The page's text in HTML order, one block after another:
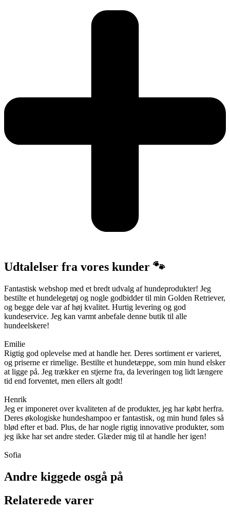
Udtalelser fra vores kunder 🐾
Fantastisk webshop med et bredt udvalg af hundeprodukter! Jeg
bestilte et hundelegetøj og nogle godbidder til min Golden Retriever,
og begge dele var af høj kvalitet. Hurtig levering og god
kundeservice. Jeg kan varmt anbefale denne butik til alle
hundeelskere!
Emilie
Rigtig god oplevelse med at handle her. Deres sortiment er varieret,
og priserne er rimelige. Bestilte et hundetæppe, som min hund elsker
at ligge på. Jeg trækker en stjerne fra, da leveringen tog lidt længere
tid end forventet, men ellers alt godt!
Henrik
Jeg er imponeret over kvaliteten af de produkter, jeg har købt herfra.
Deres økologiske hundeshampoo er fantastisk, og min hund føles så
blød efter et bad. Plus, de har nogle rigtig innovative produkter, som
jeg ikke har set andre steder. Glæder mig til at handle her igen!
Sofia
Andre kiggede osgå på
Relaterede varer